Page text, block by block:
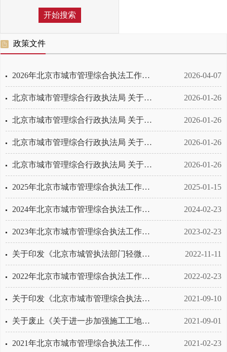
政策文件
2026年北京市城市管理综合执法工作意见 2026-04-07
北京市城市管理综合行政执法局 关于印发《城市管理违法行为举报奖励办法》的通知 2026-01-26
北京市城市管理综合行政执法局 关于印发《城市管理综合执法行政处罚信息公示管理规定》的通知 2026-01-26
北京市城市管理综合行政执法局 关于印发《北京市城管执法部门轻微违法行为不予行政处罚事项清单》的通知 2026-01-26
北京市城市管理综合行政执法局 关于印发《北京市城市管理综合行政执法行政裁量权基准》的通知 2026-01-26
2025年北京市城市管理综合执法工作意见 2025-01-15
2024年北京市城市管理综合执法工作意见 2024-02-23
2023年北京市城市管理综合执法工作意见 2023-02-23
关于印发《北京市城管执法部门轻微违法行为不予行政处罚规定（试行）》的通知 2022-11-11
2022年北京市城市管理综合执法工作意见 2022-02-23
关于印发《北京市城市管理综合执法分类分级执法工作管理规定（试行）》的通知 2021-09-10
关于废止《关于进一步加强施工工地和建筑垃圾运输车辆治理工作的通告》的通知 2021-09-01
2021年北京市城市管理综合执法工作意见 2021-02-23